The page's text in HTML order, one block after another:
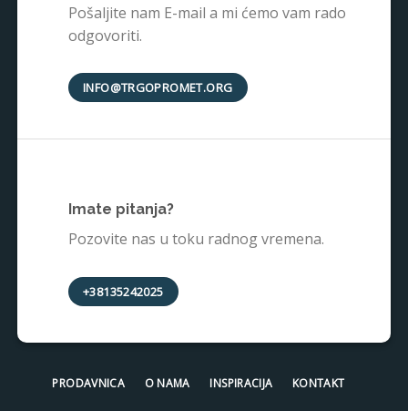
Pošaljite nam E-mail a mi ćemo vam rado
odgovoriti.
INFO@TRGOPROMET.ORG
Imate pitanja?
Pozovite nas u toku radnog vremena.
+38135242025
PRODAVNICA O NAMA INSPIRACIJA KONTAKT